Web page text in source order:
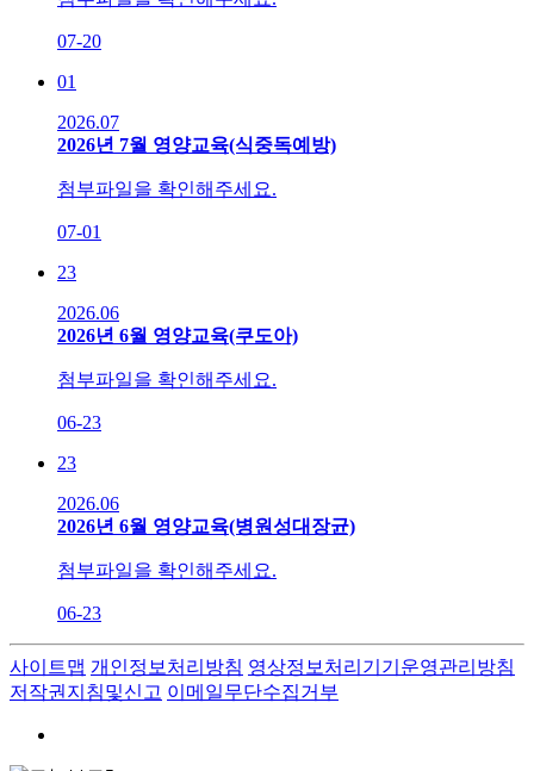
07-20
01
2026.07
2026년 7월 영양교육(식중독예방)
첨부파일을 확인해주세요.
07-01
23
2026.06
2026년 6월 영양교육(쿠도아)
첨부파일을 확인해주세요.
06-23
23
2026.06
2026년 6월 영양교육(병원성대장균)
첨부파일을 확인해주세요.
06-23
사이트맵 개인정보처리방침 영상정보처리기기운영관리방침
저작권지침및신고 이메일무단수집거부